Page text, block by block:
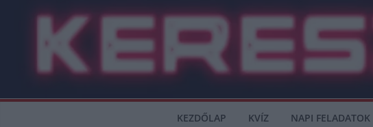
KEZDŐLAP KVÍZ NAPI FELADATOK